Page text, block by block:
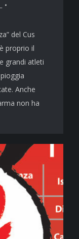
del Cus
proprio il
grandi atleti
Anche
non ha